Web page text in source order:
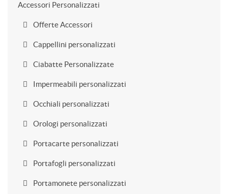
Accessori Personalizzati
Offerte Accessori
Cappellini personalizzati
Ciabatte Personalizzate
Impermeabili personalizzati
Occhiali personalizzati
Orologi personalizzati
Portacarte personalizzati
Portafogli personalizzati
Portamonete personalizzati